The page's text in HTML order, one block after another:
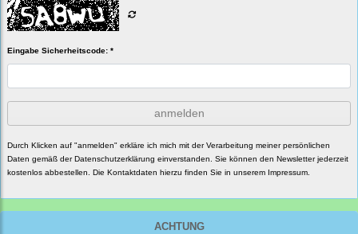
Eingabe Sicherheitscode: *
anmelden
Durch Klicken auf "anmelden" erkläre ich mich mit der Verarbeitung meiner persönlichen
Daten gemäß der Datenschutzerklärung einverstanden. Sie können den Newsletter jederzeit
kostenlos abbestellen. Die Kontaktdaten hierzu finden Sie in unserem Impressum.
ACHTUNG